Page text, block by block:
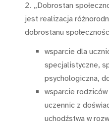
2. „Dobrostan
jest realizacja
dobrostanu
wsparcie dla
specjalistyczne,
psychologiczna,
wsparcie
uczennic z
uchodźstwa w